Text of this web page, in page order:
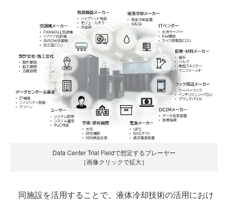
Data Center Trial Fieldで想定するプレーヤー
［画像クリックで拡大］
同施設を活用することで、液体冷却技術の活用におけ